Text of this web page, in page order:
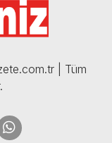
| Tüm